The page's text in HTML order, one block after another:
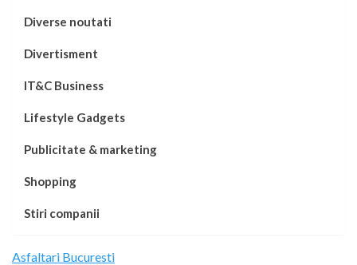
Diverse noutati
Divertisment
IT&C Business
Lifestyle Gadgets
Publicitate & marketing
Shopping
Stiri companii
Asfaltari Bucuresti